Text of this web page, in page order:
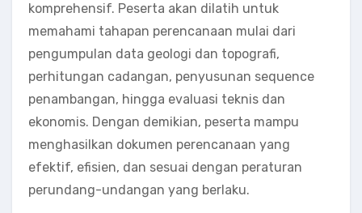
komprehensif. Peserta akan dilatih untuk
memahami tahapan perencanaan mulai dari
pengumpulan data geologi dan topografi,
perhitungan cadangan, penyusunan sequence
penambangan, hingga evaluasi teknis dan
ekonomis. Dengan demikian, peserta mampu
menghasilkan dokumen perencanaan yang
efektif, efisien, dan sesuai dengan peraturan
perundang-undangan yang berlaku.